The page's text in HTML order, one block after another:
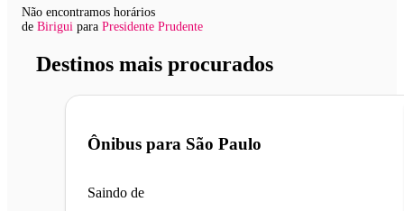
Não encontramos horários
de Birigui para Presidente Prudente
Destinos mais procurados
Ônibus para São Paulo
Saindo de